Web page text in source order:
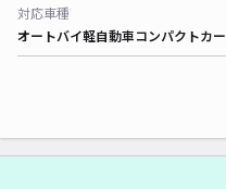
対応車種
オートバイ軽自動車コンパクトカー